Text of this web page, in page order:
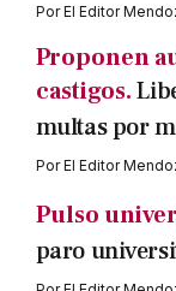
PorEl Editor
Proponen
castigos.
multas por
PorEl Editor
Pulso
paro